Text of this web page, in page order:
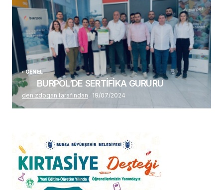
GENEL
BURPOL’DE SERTİFİKA GURURU
denizdogan tarafından 19/07/2024